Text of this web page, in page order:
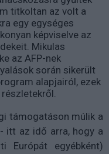
titkoltan az volt a
egy egységes
képviselve az
Mikulas
az AFP-nek
során sikerült
alapjairól, ezek
támogatáson múlik a
itt az idő arra, hogy a
Európát egyébként)